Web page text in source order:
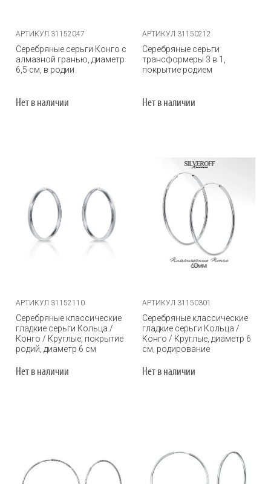
АРТИКУЛ 31152047
Серебряные серьги Конго с
алмазной гранью, диаметр
6,5 см, в родии
Нет в наличии
АРТИКУЛ 31150212
Серебряные серьги
трансформеры 3 в 1,
покрытие родием
Нет в наличии
АРТИКУЛ 31152110
Серебряные классические
гладкие серьги Кольца /
Конго / Круглые, покрытие
родий, диаметр 6 см
Нет в наличии
АРТИКУЛ 31150301
Серебряные классические
гладкие серьги Кольца /
Конго / Круглые, диаметр 6
см, родирование
Нет в наличии